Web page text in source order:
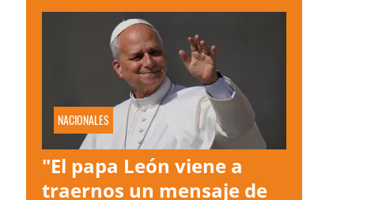
NACIONALES
"El papa León viene a
traernos un mensaje de